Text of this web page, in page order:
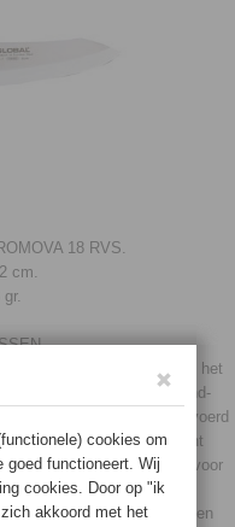
18 RVS.
cm.
bij groentemessen het
van de hakkend-
bij Global soms uitgevoerd
snijvlak is hier aan een kant
Global messen voor
messen zijn alleen door
worden orientaalse messen